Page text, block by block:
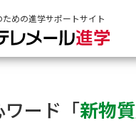
めの進学サポートサイト
ワード「新物質